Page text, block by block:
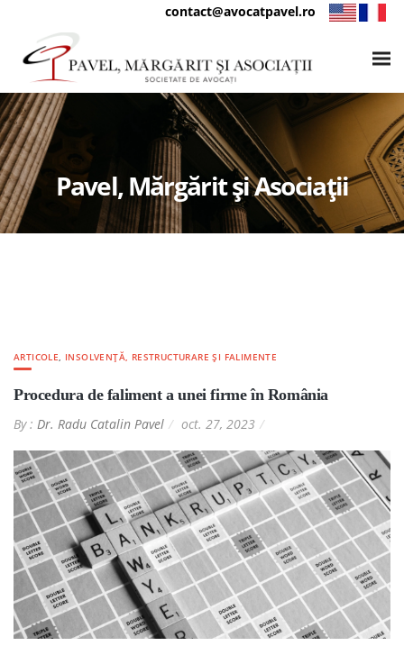
contact@avocatpavel.ro
Pavel, Mărgărit și Asociații
ARTICOLE, INSOLVENȚĂ, RESTRUCTURARE ȘI FALIMENTE
Procedura de faliment a unei firme în România
By : Dr. Radu Catalin Pavel oct. 27, 2023